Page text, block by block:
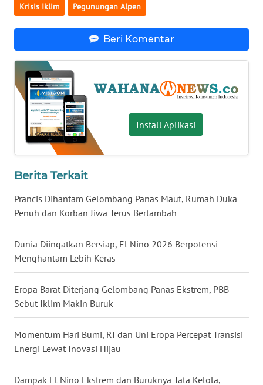
Krisis Iklim Pegunungan Alpen
Beri Komentar
Install Aplikasi
Berita Terkait
Prancis Dihantam Gelombang Panas Maut, Rumah Duka
Penuh dan Korban Jiwa Terus Bertambah
Dunia Diingatkan Bersiap, El Nino 2026 Berpotensi
Menghantam Lebih Keras
Eropa Barat Diterjang Gelombang Panas Ekstrem, PBB
Sebut Iklim Makin Buruk
Momentum Hari Bumi, RI dan Uni Eropa Percepat Transisi
Energi Lewat Inovasi Hijau
Dampak El Nino Ekstrem dan Buruknya Tata Kelola,
WN
BABEL
WN
SUMBAR
WN
SUMSEL
WN
LAMPUNG
JATENG
NUSANTARA
WN
JOGJA
WN
JATIM